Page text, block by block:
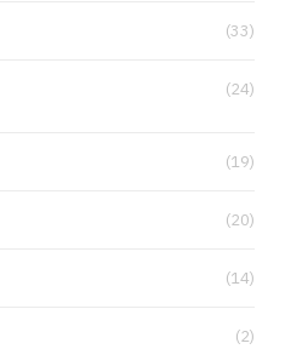
(33)
(24)
(19)
(20)
(14)
(2)